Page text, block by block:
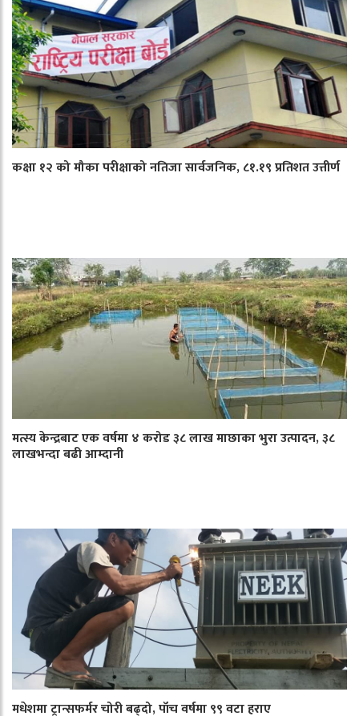
कक्षा १२ को मौका परीक्षाको नतिजा सार्वजनिक, ८१.१९ प्रतिशत उत्तीर्ण
मत्स्य केन्द्रबाट एक वर्षमा ४ करोड ३८ लाख माछाका भुरा उत्पादन, ३८
लाखभन्दा बढी आम्दानी
मधेशमा ट्रान्सफर्मर चोरी बढ्दो, पाँच वर्षमा ९९ वटा हराए